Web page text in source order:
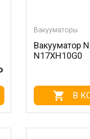
Вакууматоры
Вакууматор
N17XH10G0
В